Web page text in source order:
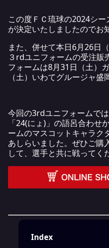
この度ＦＣ琉球の2024シ
が決定いたしましたのでお
また、併せて本日6月26日
３rdユニフォームの受注
フォームは8月31日（土）
（土）いわてグルージャ盛
今回の3rdユニフォームで
「24(にょ)」の語呂合わせ
ームのマスコットキャラク
あしらいました。ぜひご購
して、選手と共に戦ってく
Index